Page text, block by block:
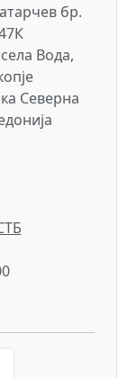
бр.
Вода,
Северна